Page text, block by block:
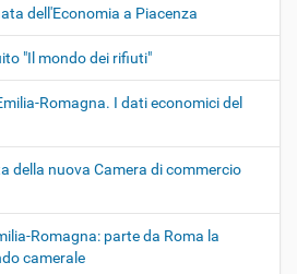
dell'Economia a Piacenza
"Il mondo dei rifiuti"
Romagna. I dati economici del
della nuova Camera di commercio
Romagna: parte da Roma la
camerale